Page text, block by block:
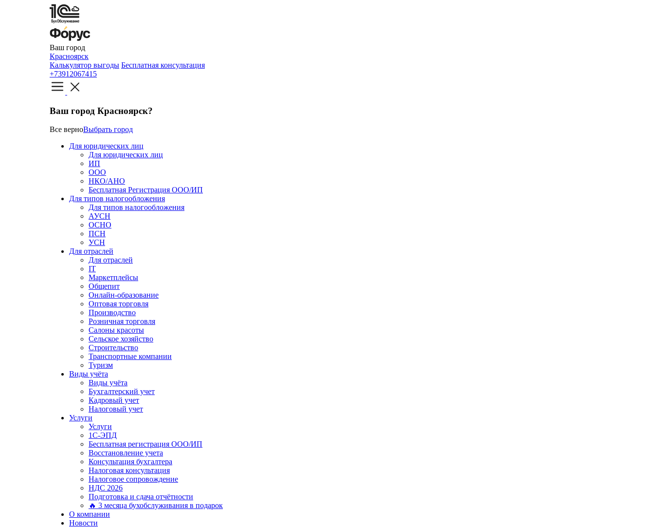
Ваш город
Красноярск
Калькулятор выгоды Бесплатная консультация
+73912067415
Ваш город Красноярск?
Все верноВыбрать город
Для юридических лиц
Для юридических лиц
ИП
ООО
НКО/АНО
Бесплатная Регистрация ООО/ИП
Для типов налогообложения
Для типов налогообложения
АУСН
ОСНО
ПСН
УСН
Для отраслей
Для отраслей
IT
Маркетплейсы
Общепит
Онлайн-образование
Оптовая торговля
Производство
Розничная торговля
Салоны красоты
Сельское хозяйство
Строительство
Транспортные компании
Туризм
Виды учёта
Виды учёта
Бухгалтерский учет
Кадровый учет
Налоговый учет
Услуги
Услуги
1С-ЭПД
Бесплатная регистрация ООО/ИП
Восстановление учета
Консультация бухгалтера
Налоговая консультация
Налоговое сопровождение
НДС 2026
Подготовка и сдача отчётности
🔥 3 месяца бухобслуживания в подарок
О компании
Новости